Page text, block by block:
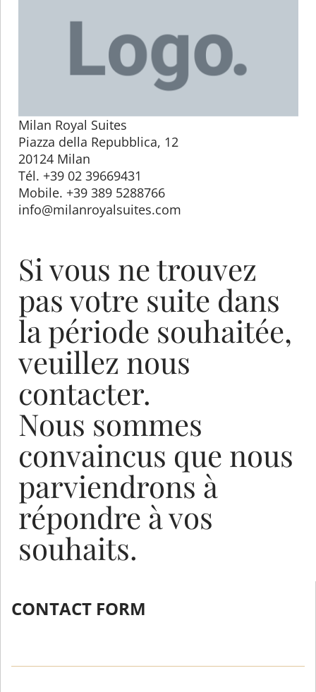
Milan Royal Suites
Piazza della Repubblica, 12
20124 Milan
Tél. +39 02 39669431
Mobile. +39 389 5288766
info@milanroyalsuites.com
Si vous ne trouvez
pas votre suite dans
la période souhaitée,
veuillez nous
contacter.
Nous sommes
convaincus que nous
parviendrons à
répondre à vos
souhaits.
CONTACT FORM